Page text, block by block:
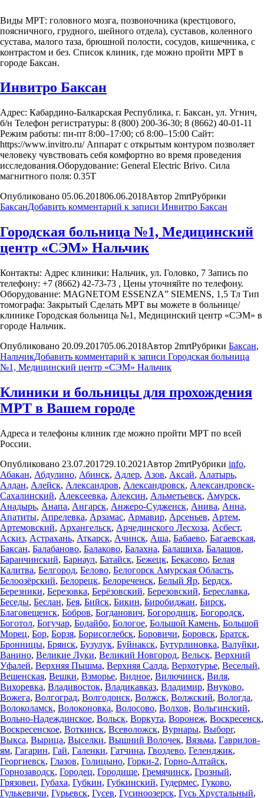
Виды МРТ: головного мозга, позвоночника (крестцового,
поясничного, грудного, шейного отдела), суставов, коленного
сустава, малого таза, брюшной полости, сосудов, кишечника, с
контрастом и без. Список клиник, где можно пройти МРТ в
городе Баксан.
Инвитро Баксан
Адрес: Кабардино-Балкарская Республика, г. Баксан, ул. Угнич,
б/н Телефон регистратуры: 8 (800) 200-36-30; 8 (8662) 40-01-11
Режим работы: пн-пт 8:00–17:00; сб 8:00–15:00 Сайт:
https://www.invitro.ru/ Аппарат с открытым контуром позволяет
человеку чувствовать себя комфортно во время проведения
исследования.Оборудование: General Electric Brivo. Сила
магнитного поля: 0.35Т
Опубликовано 05.06.201806.06.2018Автор 2mrtРубрики
БаксанДобавить комментарий к записи Инвитро Баксан
Городская больница №1, Медицинский
центр «СЭМ» Нальчик
Контакты: Адрес клиники: Нальчик, ул. Головко, 7 Запись по
телефону: +7 (8662) 42-73-73 , Цены уточняйте по телефону.
Оборудование: MAGNETOM ESSENZA” SIEMENS, 1,5 Тл Тип
томографа: Закрытый Сделать МРТ вы можете в больнице/
клинике Городская больница №1, Медицинский центр «СЭМ» в
городе Нальчик.
Опубликовано 20.09.201705.06.2018Автор 2mrtРубрики Баксан,
НальчикДобавить комментарий к записи Городская больница
№1, Медицинский центр «СЭМ» Нальчик
Клиники и больницы для прохождения
МРТ в Вашем городе
Адреса и телефоны клиник где можно пройти МРТ по всей
России.
Опубликовано 23.07.201729.10.2021 Автор 2mrtРубрики info,
Абакан, Абдулино, Абинск, Адлер, Азов, Аксай, Алатырь,
Алдан, Алейск, Александров, Александровск, Александровск-
Сахалинский, Алексеевка, Алексин, Альметьевск, Амурск,
Анадырь, Анапа, Ангарск, Анжеро-Судженск, Анива, Анна,
Апатиты, Апрелевка, Арзамас, Армавир, Арсеньев, Артем,
Артемовский, Архангельск, Арчединского Лесхоза, Асбест,
Аскиз, Астрахань, Аткарск, Ачинск, Аша, Бабаево, Багаевская,
Баксан, Балабаново, Балаково, Балахна, Балашиха, Балашов,
Баранчинский, Барнаул, Батайск, Бежецк, Бекасово, Белая
Калитва, Белгород, Белово, Белогорск Амурская Область,
Белоозёрский, Белорецк, Белореченск, Белый Яр, Бердск,
Березники, Березовка, Берёзовский, Березовский, Береславка,
Беседы, Беслан, Бея, Бийск, Бикин, Биробиджан, Бирск,
Благовещенск, Бобров, Богданович, Богородицк, Богородск,
Боготол, Богучар, Бодайбо, Бологое, Большой Камень, Большой
Морец, Бор, Борзя, Борисоглебск, Боровичи, Боровск, Братск,
Бронницы, Брянск, Бузулук, Буйнакск, Бутурлиновка, Валуйки,
Ванино, Великие Луки, Великий Новгород, Вельск, Верхний
Уфалей, Верхняя Пышма, Верхняя Салда, Верхотурье, Веселый,
Вешенская, Вешки, Взморье, Видное, Вилючинск, Виля,
Вихоревка, Владивосток, Владикавказ, Владимир, Внуково,
Вожега, Волгоград, Волгодонск, Волжск, Волжский, Вологда,
Волоколамск, Волоконовка, Волосово, Волхов, Вольгинский,
Вольно-Надеждинское, Вольск, Воркута, Воронеж, Воскресенск,
Воскресенское, Воткинск, Всеволожск, Вурнары, Выборг,
Выкса, Вырица, Выселки, Вышний Волочек, Вязьма, Гаврилов-
ям, Гагарин, Гай, Галенки, Гатчина, Гвоздево, Геленджик,
Георгиевск, Глазов, Голицыно, Горки-2, Горно-Алтайск,
Горнозаводск, Городец, Городище, Гремячинск, Грозный,
Грязовец, Губаха, Губкин, Губкинский, Гудермес, Гуково,
Гулькевичи, Гурьевск, Гусев, Гусиноозерск, Гусь Хрустальный,